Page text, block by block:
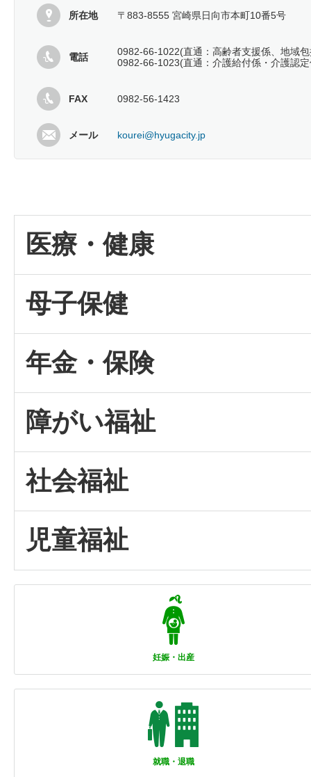
所在地 〒883-8555 宮崎県日向市本町10番5号
電話
0982-66-1022(直通：高齢者支援係、地域
0982-66-1023(直通：介護給付係・介護認
FAX 0982-56-1423
メール kourei@hyugacity.jp
医療・健康
母子保健
年金・保険
障がい福祉
社会福祉
児童福祉
妊娠・出産
就職・退職